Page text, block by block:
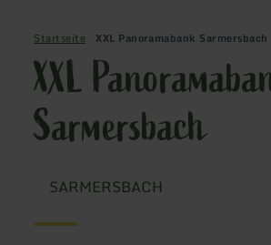
Startseite XXL Panoramabank Sarmersbach
XXL
Sarmersbach
SARMERSBACH